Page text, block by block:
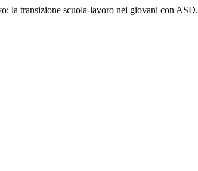
la transizione scuola-lavoro nei giovani con ASD.